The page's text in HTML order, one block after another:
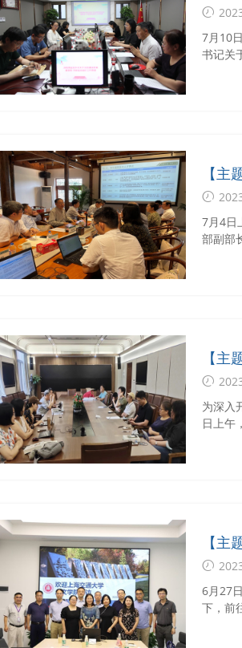
集中
7月10
书记关
【
7月4日
部副部
【
会主
为深入
日上午
【
调研
6月27
下，前